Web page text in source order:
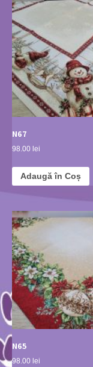
N67
98.00 lei
Adaugă în Coș
N65
98.00 lei